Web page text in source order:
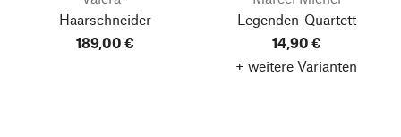
Haarschneider
189,00 €
Legenden-Quartett
14,90 €
+ weitere Varianten